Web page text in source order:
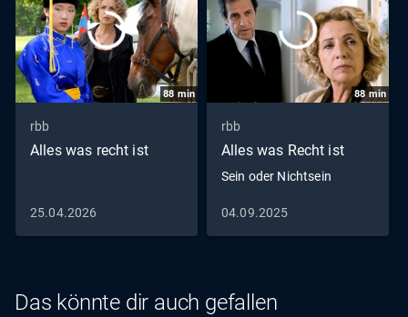
88 min
rbb
Alles was recht ist
25.04.2026
88min
rbb
Alles was Recht ist
Sein oder Nichtsein
04.09.2025
Das könnte dir auch gefallen